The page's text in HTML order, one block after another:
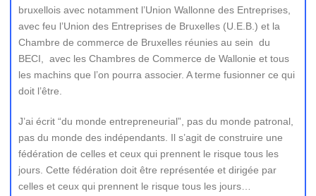
bruxellois avec notamment l’Union Wallonne des Entreprises,
avec feu l’Union des Entreprises de Bruxelles (U.E.B.) et la
Chambre de commerce de Bruxelles réunies au sein du
BECI, avec les Chambres de Commerce de Wallonie et tous
les machins que l’on pourra associer. A terme fusionner ce qui
doit l’être.
J’ai écrit “du monde entrepreneurial”, pas du monde patronal,
pas du monde des indépendants. Il s’agit de construire une
fédération de celles et ceux qui prennent le risque tous les
jours. Cette fédération doit être représentée et dirigée par
celles et ceux qui prennent le risque tous les jours…